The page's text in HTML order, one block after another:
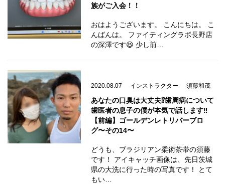
族がご入会！！
おはようございます。 こんにちは。 こ
んばんは。 ファイティングラボ長野店
の深澤です😆 少し前…
2020.08.07 インストラクター 須藤和茂
あなたの口臭は大丈夫⁉️歯周病について
歯医者の息子の僕が本気で話します‼️
【前編】ゴールデンレトリバーブロ
グ〜その14〜
どうも、ブラジリアン柔術茶帯の須藤
です！ アイキャッチ画像は、先日茨城
県の大洗に行った時の写真です！ とて
もい…